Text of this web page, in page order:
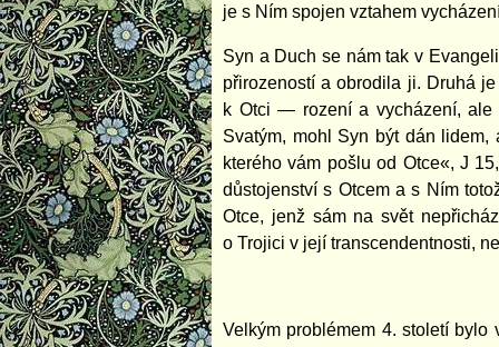
je s Ním spojen vztahem
Syn a Duch se nám tak v
přirozeností a obrodila ji. Druhá
k Otci — rození a vycházení, ale
Svatým, mohl Syn být dán
kterého vám pošlu od Otce«, J
důstojenství s Otcem a s Ním
Otce, jenž sám na svět
o Trojici v její transcendentnosti,
Velkým problémem 4. století